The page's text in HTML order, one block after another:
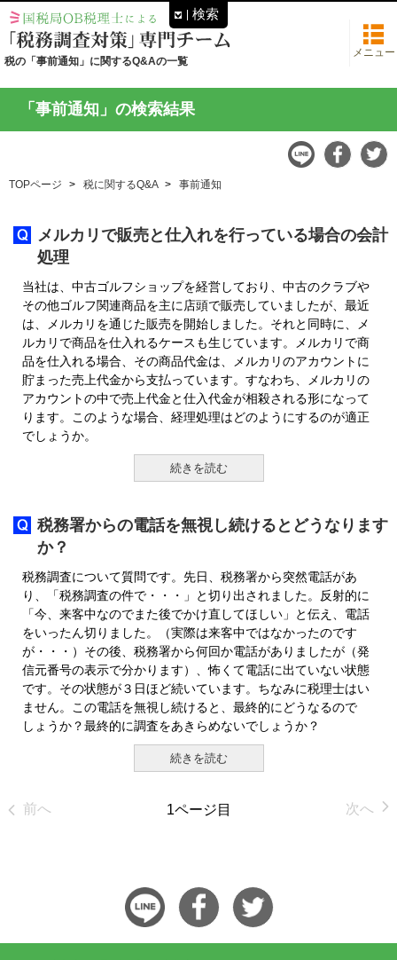
税の「事前通知」に関するQ&Aの一覧
メニュー
「事前通知」の検索結果
TOPページ 税に関するQ&A 事前通知
メルカリで販売と仕入れを行っている場合の会計
処理
当社は、中古ゴルフショップを経営しており、中古のクラブや
その他ゴルフ関連商品を主に店頭で販売していましたが、最近
は、メルカリを通じた販売を開始しました。それと同時に、メ
ルカリで商品を仕入れるケースも生じています。メルカリで商
品を仕入れる場合、その商品代金は、メルカリのアカウントに
貯まった売上代金から支払っています。すなわち、メルカリの
アカウントの中で売上代金と仕入代金が相殺される形になって
ります。このような場合、経理処理はどのようにするのが適正
でしょうか。
続きを読む
税務署からの電話を無視し続けるとどうなります
か？
税務調査について質問です。先日、税務署から突然電話があ
り、「税務調査の件で・・・」と切り出されました。反射的に
「今、来客中なのでまた後でかけ直してほしい」と伝え、電話
をいったん切りました。（実際は来客中ではなかったのです
が・・・）その後、税務署から何回か電話がありましたが（発
信元番号の表示で分かります）、怖くて電話に出ていない状態
です。その状態が３日ほど続いています。ちなみに税理士はい
ません。この電話を無視し続けると、最終的にどうなるので
しょうか？最終的に調査をあきらめないでしょうか？
続きを読む
前へ 1ページ目 次へ
検索